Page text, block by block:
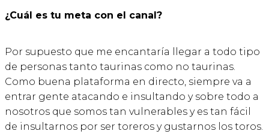
¿Cuál es tu meta con el canal?
Por supuesto que me encantaría llegar a todo tipo
de personas tanto taurinas como no taurinas.
Como buena plataforma en directo, siempre va a
entrar gente atacando e insultando y sobre todo a
nosotros que somos tan vulnerables y es tan fácil
de insultarnos por ser toreros y gustarnos los toros.